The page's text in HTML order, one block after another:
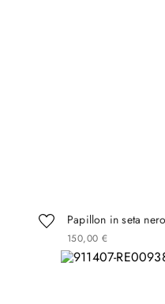
Papillon in seta
150,00 €